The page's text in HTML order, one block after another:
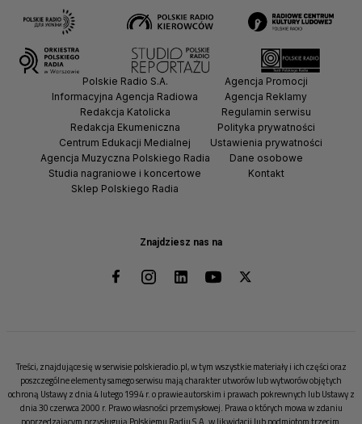
Znajdziesz nas na
Polskie Radio S.A.
Informacyjna Agencja Radiowa
Redakcja Katolicka
Redakcja Ekumeniczna
Centrum Edukacji Medialnej
Agencja Muzyczna Polskiego Radia
Studia nagraniowe i koncertowe
Sklep Polskiego Radia
Agencja Promocji
Agencja Reklamy
Regulamin serwisu
Polityka prywatności
Ustawienia prywatności
Dane osobowe
Kontakt
Treści, znajdujące się w serwisie polskieradio.pl, w tym wszystkie materiały i ich części oraz
poszczególne elementy samego serwisu mają charakter utworów lub wytworów objętych
ochroną Ustawy z dnia 4 lutego 1994 r. o prawie autorskim i prawach pokrewnych lub Ustawy z
dnia 30 czerwca 2000 r. Prawo własności przemysłowej. Prawa o których mowa w zdaniu